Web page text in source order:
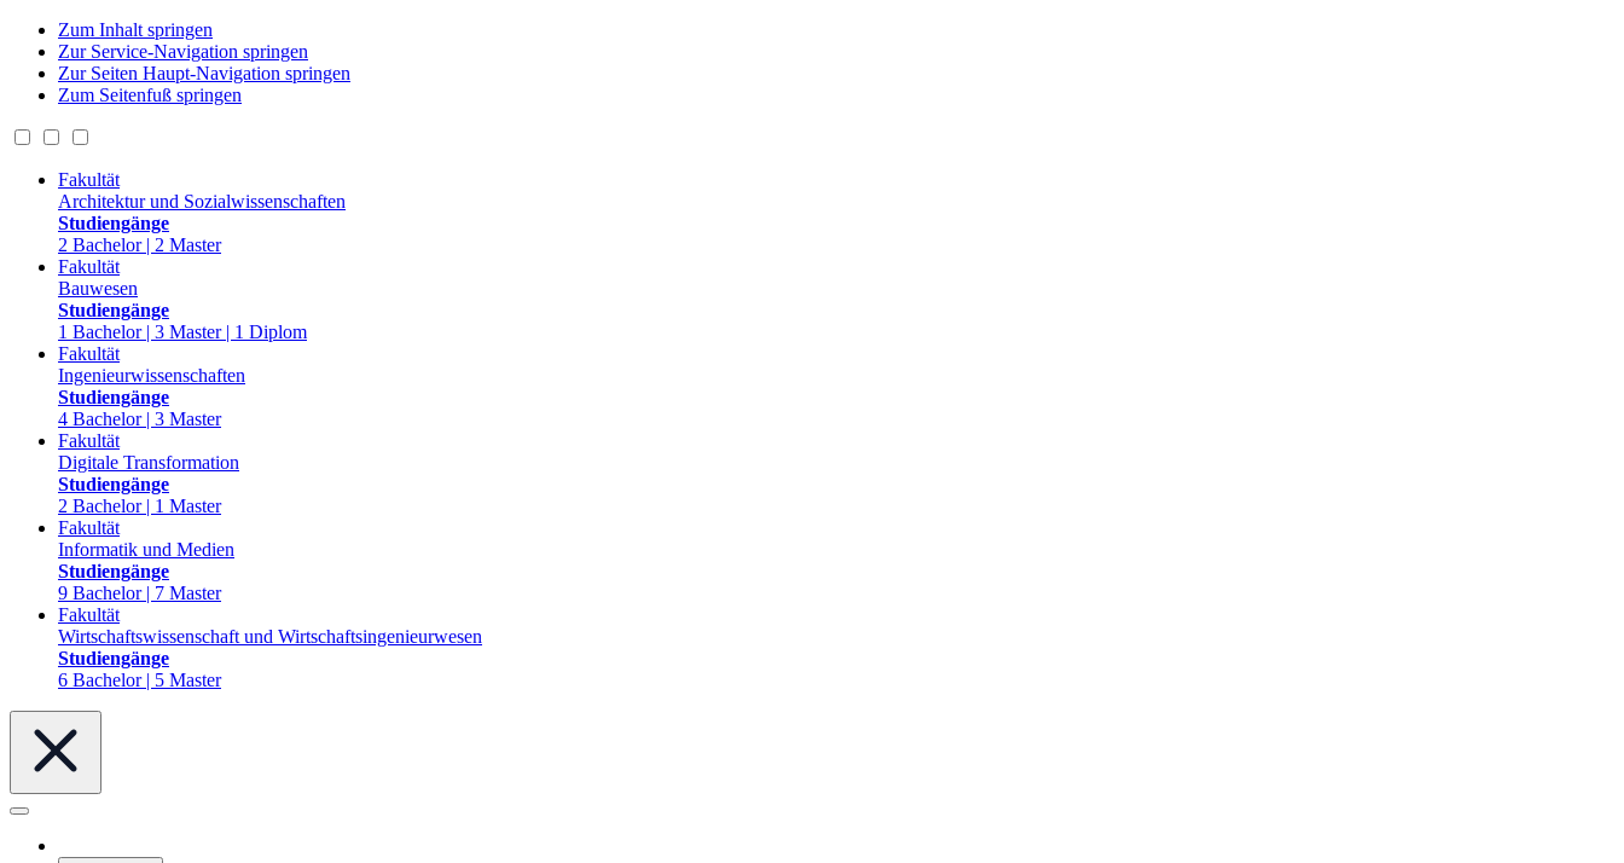
Zum Inhalt springen
Zur Service-Navigation springen
Zur Seiten Haupt-Navigation springen
Zum Seitenfuß springen
Fakultät
Architektur und Sozialwissenschaften
Studiengänge
2 Bachelor | 2 Master
Fakultät
Bauwesen
Studiengänge
1 Bachelor | 3 Master | 1 Diplom
Fakultät
Ingenieurwissenschaften
Studiengänge
4 Bachelor | 3 Master
Fakultät
Digitale Transformation
Studiengänge
2 Bachelor | 1 Master
Fakultät
Informatik und Medien
Studiengänge
9 Bachelor | 7 Master
Fakultät
Wirtschaftswissenschaft und Wirtschaftsingenieurwesen
Studiengänge
6 Bachelor | 5 Master